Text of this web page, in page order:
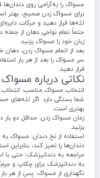
مسواک را به‌آرامی روی
لثه‌ها قرار دهید و حرکات
حتماً تمام نواحی دهان از جمله
زبان خود را مسواک بزنید.
بعد از اتمام مسواک زدن، دهان
سر مسواک را بعد از هر بار
قرار دهید.
نکاتی درباره مسواک
انتخاب مسواک مناسب:
شما بستگی دارد. اگر لثه‌های
بهتری است.
زمان مسواک زدن: حداقل دو بار
بزنید.
استفاده از نخ دندان: مسواک به
دندان‌ها را تمیز کند، بنابراین
مراجعه به دندانپزشک: حتی با
به دندانپزشک برای چکاپ و
نگهداری از مسواک: پس از هر